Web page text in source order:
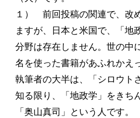
１） 前回投稿の関連で、改
ますが、日本と米国で、「地
分野は存在しません。世の中
名を使った書籍があふれかえ
執筆者の大半は、「シロウト
知る限り、「地政学」をきち
「奥山真司」という人です。